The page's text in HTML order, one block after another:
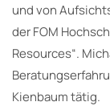
und von
der FOM
Resources“.
Kienbaum tätig.